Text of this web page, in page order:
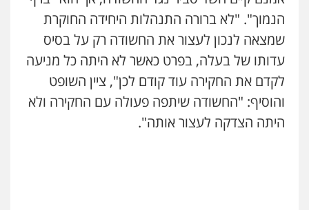
הנמוך". "לא ברורה התנהלות היחידה החוקרת
שמצאה לנכון לעצור את החשודה רק על בסיס
עדותו של בעלה, בפרט כאשר לא היתה כל מניעה
לקדם את החקירה עוד קודם לכן", ציין השופט
והוסיף: "החשודה שיתפה פעולה עם החקירה ולא
היתה הצדקה לעצור אותה".
פלילי פשיעה חמורה מעצרים וחקירות
0544712201
משפט פלילי פשיעה חמורה פלילי
0524282442